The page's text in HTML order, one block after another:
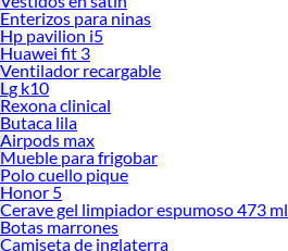
Enterizos para ninas
Hp pavilion i5
Huawei fit 3
Ventilador recargable
Lg k10
Rexona clinical
Butaca lila
Airpods max
Mueble para frigobar
Polo cuello pique
Honor 5
Cerave gel limpiador espumoso 473 ml
Botas marrones
Camiseta de inglaterra